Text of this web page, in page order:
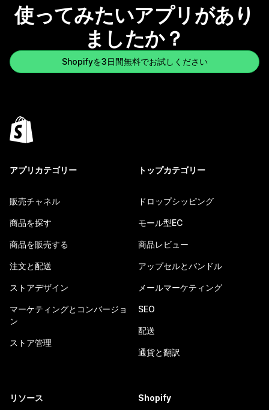
使ってみたいアプリがあり
ましたか？
Shopifyを3日間無料でお試しください
アプリカテゴリー
販売チャネル
商品を探す
商品を販売する
注文と配送
ストアデザイン
マーケティングとコンバージョ
ン
ストア管理
トップカテゴリー
ドロップシッピング
モール型EC
商品レビュー
アップセルとバンドル
メールマーケティング
SEO
配送
通貨と翻訳
リソース Shopify